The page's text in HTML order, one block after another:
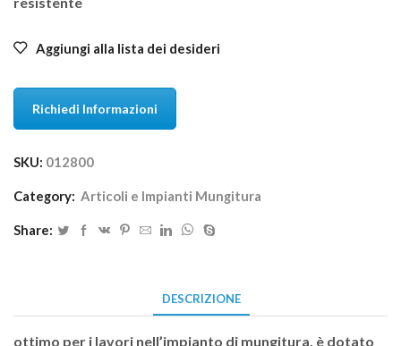
Aggiungi alla lista dei desideri
Richiedi Informazioni
SKU: 012800
Category: Articoli e Impianti Mungitura
Share:
DESCRIZIONE
ottimo per i lavori nell’impianto di mungitura, è dotato